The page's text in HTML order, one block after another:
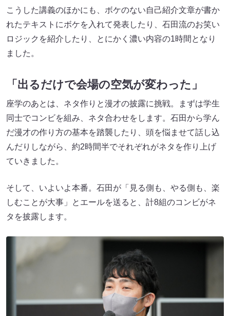
こうした講義のほかにも、ボケのない自己紹介文章が書か
れたテキストにボケを入れて発表したり、石田流のお笑い
ロジックを紹介したり、とにかく濃い内容の1時間となり
ました。
「出るだけで会場の空気が変わった」
座学のあとは、ネタ作りと漫才の披露に挑戦。まずは学生
同士でコンビを組み、ネタ合わせをします。石田から学ん
だ漫才の作り方の基本を踏襲したり、頭を悩ませて話し込
んだりしながら、約2時間半でそれぞれがネタを作り上げ
ていきました。
そして、いよいよ本番。石田が「見る側も、やる側も、楽
しむことが大事」とエールを送ると、計8組のコンビがネ
タを披露します。